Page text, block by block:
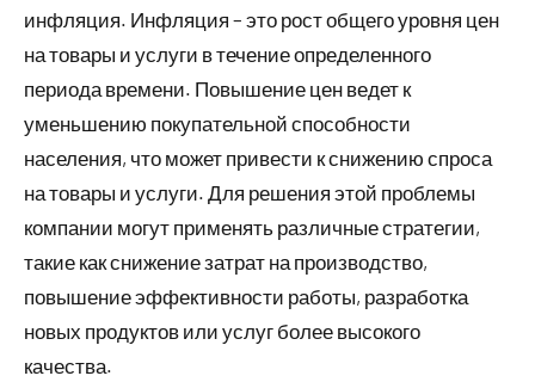
инфляция. Инфляция – это рост общего уровня цен
на товары и услуги в течение определенного
периода времени. Повышение цен ведет к
уменьшению покупательной способности
населения, что может привести к снижению спроса
на товары и услуги. Для решения этой проблемы
компании могут применять различные стратегии,
такие как снижение затрат на производство,
повышение эффективности работы, разработка
новых продуктов или услуг более высокого
качества.